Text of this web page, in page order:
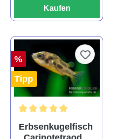
Kaufen
%
Tipp
Durchschnittliche
Erbsenkugelfisch